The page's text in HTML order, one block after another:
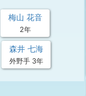
梅山 花音
2年
森井 七海
外野手 3年